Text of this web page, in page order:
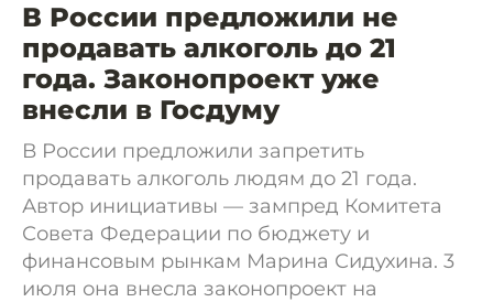
В России предложили не
продавать алкоголь до 21
года. Законопроект уже
внесли в Госдуму
В России предложили запретить
продавать алкоголь людям до 21 года.
Автор инициативы — зампред Комитета
Совета Федерации по бюджету и
финансовым рынкам Марина Сидухина. 3
июля она внесла законопроект на